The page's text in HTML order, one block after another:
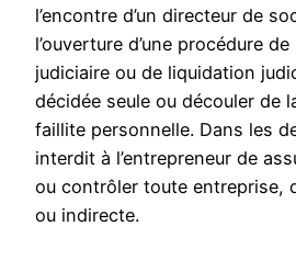
l’encontre d’un directeur de
l’ouverture d’une procédure
judiciaire ou de liquidation
décidée seule ou découler de
faillite personnelle. Dans les
interdit à l’entrepreneur de
ou contrôler toute entreprise,
ou indirecte.